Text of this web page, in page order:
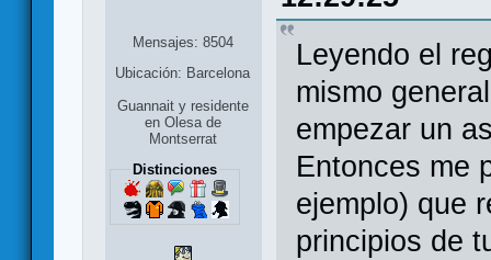
Mensajes: 8504
Ubicación: Barcelona
Guannait y residente
en Olesa de
Montserrat
Distinciones
Leyendo el
mismo
empezar un
Entonces me
ejemplo) que
principios de